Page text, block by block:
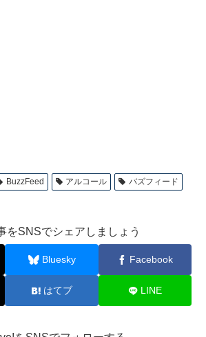
BuzzFeed アルコール
バズフィード
をSNSでシェアしましょう
Bluesky Facebook
はてブ LINE